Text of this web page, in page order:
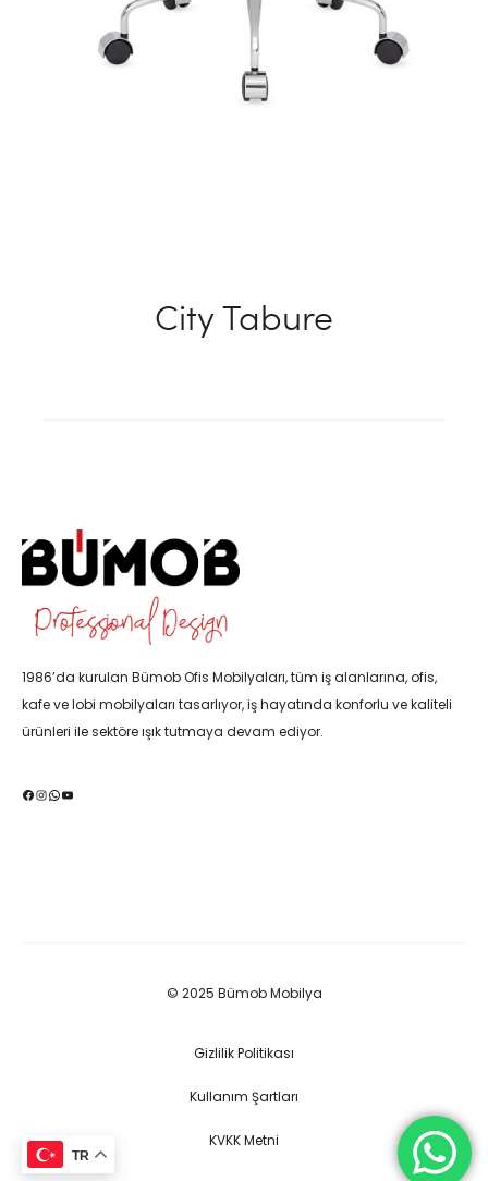
City Tabure
1986’da kurulan Bümob Ofis Mobilyaları, tüm iş alanlarına, ofis,
kafe ve lobi mobilyaları tasarlıyor, iş hayatında konforlu ve kaliteli
ürünleri ile sektöre ışık tutmaya devam ediyor.
Facebook
Instagram
WhatsApp
YouTube
© 2025 Bümob Mobilya
Gizlilik Politikası
Kullanım Şartları
KVKK Metni
TR